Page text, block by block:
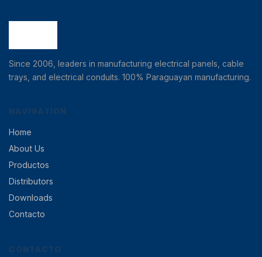
Since 2006, leaders in manufacturing electrical panels, cable
trays, and electrical conduits. 100% Paraguayan manufacturing.
NAVIGATION
Home
About Us
Productos
Distributors
Downloads
Contacto
CONTACTO